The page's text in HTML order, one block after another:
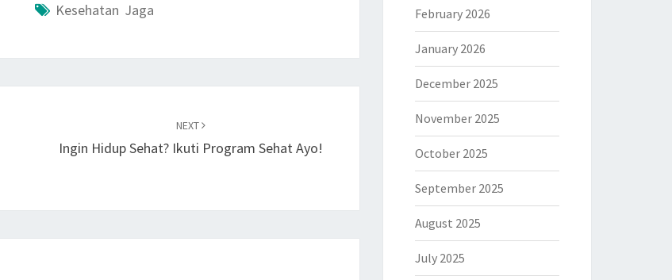
Kesehatan Jaga
NEXT
Ingin Hidup Sehat? Ikuti Program Sehat Ayo!
February 2026
January 2026
December 2025
November 2025
October 2025
September 2025
August 2025
July 2025